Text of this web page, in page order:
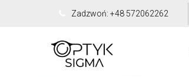
Zadzwoń: +48 572062262